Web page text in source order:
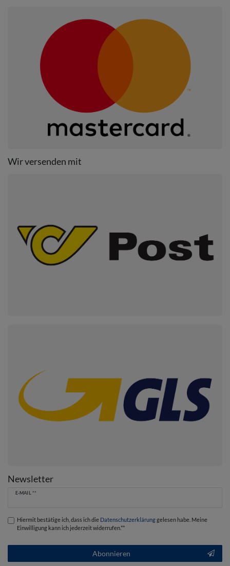
Wir versenden mit
Newsletter
E-MAIL **
Newsletter
Hiermit bestätige ich, dass ich die Daten­schutz­erklärunggelesen habe. Meine
Einwilligung kann ich jederzeit widerrufen.**
Abonnieren